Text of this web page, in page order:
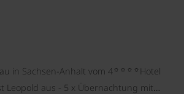
in Sachsen-Anhalt vom 4 ☼☼☼☼ Hotel
Leopold aus - 5 x Übernachtung mit…